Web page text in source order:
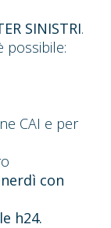
SINISTRI.
possibile:
CAI e per
con
h24.